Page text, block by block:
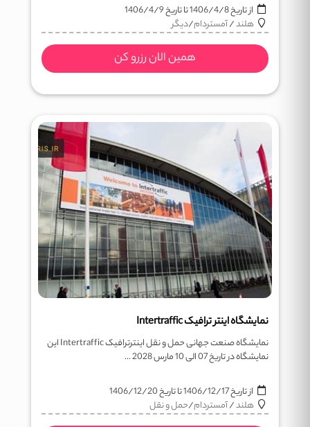
از تاریخ1406/4/8تا تاریخ1406/4/9
هلند/آمستردام/دیگر
همین الان رزرو کن
نمایشگاه اینتر ترافیک Intertraffic
نمایشگاه صنعت جهانی حمل و نقل اینترترافیک Intertraffic این
نمایشگاه در تاریخ 07 الی 10 مارس 2028 ...
از تاریخ1406/12/17تا تاریخ1406/12/20
هلند/آمستردام/حمل و نقل